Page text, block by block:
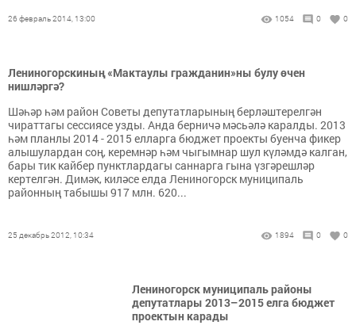
26 февраль 2014, 13:00 1054 0 0
Лениногорскиның «Мактаулы гражданин»ны булу өчен
нишләргә?
Шәһәр һәм район Советы депутатларының берләштерелгән
чираттагы сессиясе узды. Анда берничә мәсьәлә каралды. 2013
һәм планлы 2014 - 2015 елларга бюджет проекты буенча фикер
алышулардан соң, керемнәр һәм чыгымнар шул күләмдә калган,
бары тик кайбер пунктлардагы саннарга гына үзгәрешләр
кертелгән. Димәк, киләсе елда Лениногорск муниципаль
районның табышы 917 млн. 620...
25 декабрь 2012, 10:34 1894 0 0
Лениногорск муниципаль районы
депутатлары 2013–2015 елга бюджет
проектын карады